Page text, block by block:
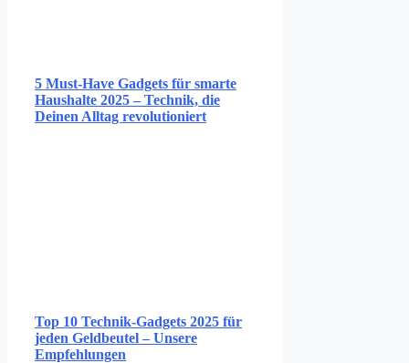
5 Must-Have Gadgets für smarte
Haushalte 2025 – Technik, die
Deinen Alltag revolutioniert
Top 10 Technik-Gadgets 2025 für
jeden Geldbeutel – Unsere
Empfehlungen